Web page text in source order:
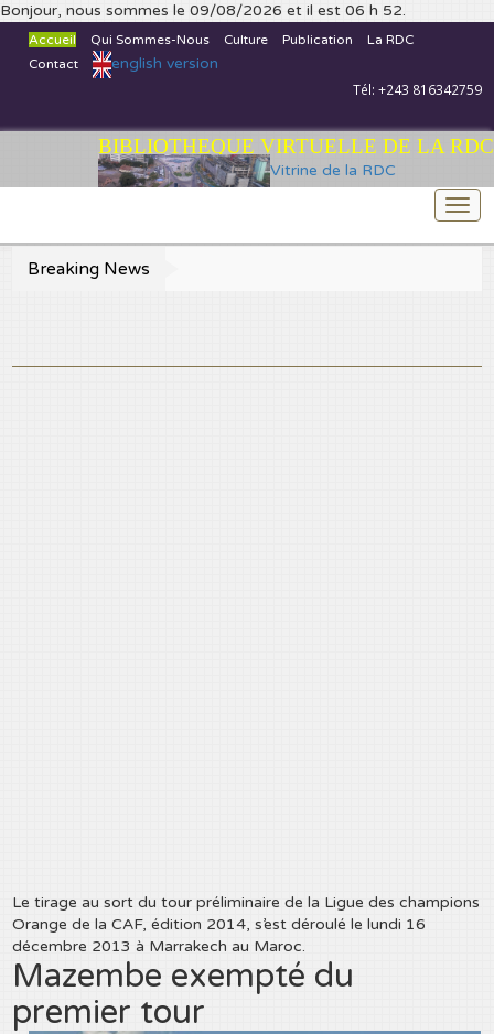
Bonjour, nous sommes le 09/08/2026 et il est 06 h 52.
Accueil Qui Sommes-Nous Culture Publication
La RDC
Contact
english version
Tél: +243 816342759
Vitrine de la RDC
BIBLIOTHEQUE VIRTUELLE DE LA RDC
Breaking News
Le tirage au sort du tour préliminaire de la Ligue des champions
Orange de la CAF, édition 2014, s’est déroulé le lundi 16
décembre 2013 à Marrakech au Maroc.
Mazembe exempté du
premier tour